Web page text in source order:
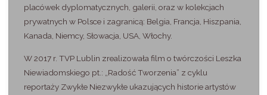
placówek dyplomatycznych, galerii, oraz w kolekcjach
prywatnych w Polsce i zagranicą: Belgia, Francja, Hiszpania,
Kanada, Niemcy, Słowacja, USA, Włochy.
W 2017 r. TVP Lublin zrealizowała film o twórczości Leszka
Niewiadomskiego pt.: „Radość Tworzenia” z cyklu
reportaży Zwykłe Niezwykłe ukazujących historie artystów